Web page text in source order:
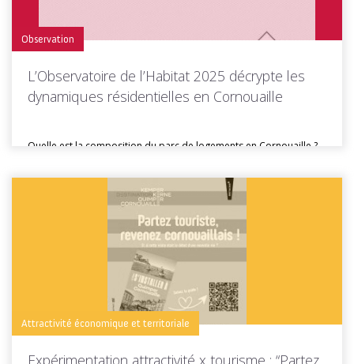
Observation
L’Observatoire de l’Habitat 2025 décrypte les
dynamiques résidentielles en Cornouaille
Quelle est la composition du parc de logements en Cornouaille ?
Toutes les actus de cette rubrique
Attractivité économique et territoriale
Expérimentation attractivité x tourisme : “Partez